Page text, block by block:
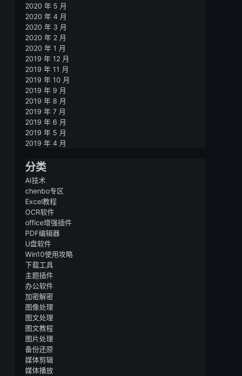
2020 年 5 月
2020 年 4 月
2020 年 3 月
2020 年 2 月
2020 年 1 月
2019 年 12 月
2019 年 11 月
2019 年 10 月
2019 年 9 月
2019 年 8 月
2019 年 7 月
2019 年 6 月
2019 年 5 月
2019 年 4 月
分类
AI技术
chenbo专区
Excel教程
OCR软件
office增强插件
PDF编辑器
U盘软件
Win10使用攻略
下载工具
主题插件
办公软件
加密解密
图像处理
图文处理
图文教程
图片处理
备份还原
媒体剪辑
媒体播放